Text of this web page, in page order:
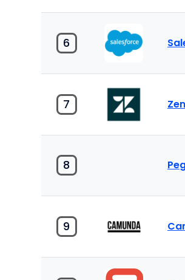
6
7
8
9